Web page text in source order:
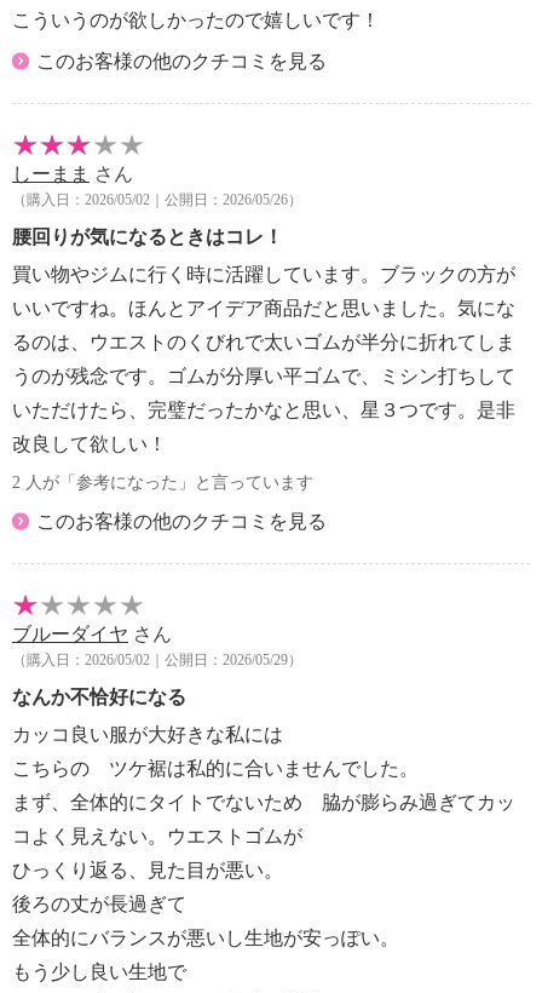
こういうのが欲しかったので嬉しいです！
このお客様の他のクチコミを見る
しーまま さん
（購入日：2026/05/02｜公開日：2026/05/26）
腰回りが気になるときはコレ！
買い物やジムに行く時に活躍しています。ブラックの方が
いいですね。ほんとアイデア商品だと思いました。気にな
るのは、ウエストのくびれで太いゴムが半分に折れてしま
うのが残念です。ゴムが分厚い平ゴムで、ミシン打ちして
いただけたら、完璧だったかなと思い、星３つです。是非
改良して欲しい！
2 人が「参考になった」と言っています
このお客様の他のクチコミを見る
ブルーダイヤ さん
（購入日：2026/05/02｜公開日：2026/05/29）
なんか不恰好になる
カッコ良い服が大好きな私には
こちらの ツケ裾は私的に合いませんでした。
まず、全体的にタイトでないため 脇が膨らみ過ぎてカッ
コよく見えない。ウエストゴムが
ひっくり返る、見た目が悪い。
後ろの丈が長過ぎて
全体的にバランスが悪いし生地が安っぽい。
もう少し良い生地で